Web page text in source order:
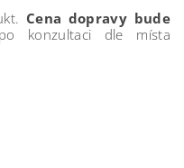
Cena dopravy bude
konzultaci dle místa